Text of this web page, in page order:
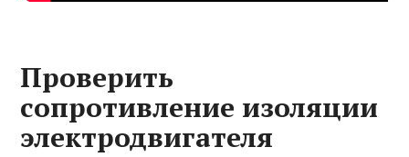
Проверить
сопротивление изоляции
электродвигателя